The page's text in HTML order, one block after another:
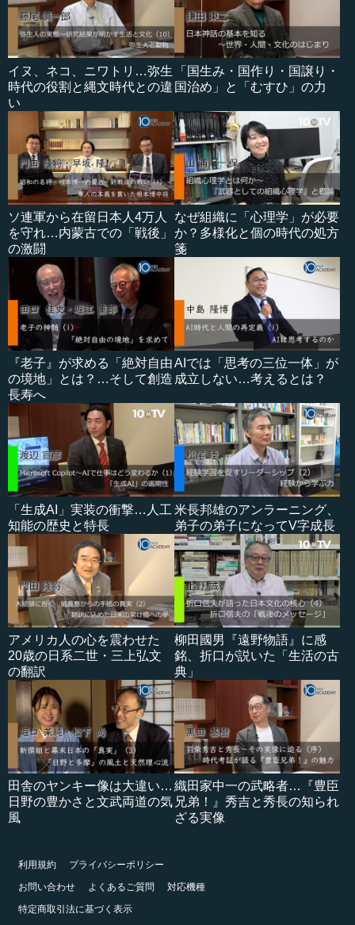
イヌ、ネコ、ニワトリ…弥生
時代の役割と縄文時代との違
い
「国生み・国作り・国譲り・
国治め」と「むすひ」の力
ソ連軍から在留日本人4万人
を守れ…内蒙古での「戦後」
の激闘
なぜ組織に「心理学」が必要
か？多様化と個の時代の処方
箋
『老子』が求める「絶対自由
の境地」とは？…そして創造
長寿へ
AIでは「思考の三位一体」が
成立しない…考えるとは？
「生成AI」実装の衝撃…人工
知能の歴史と特長
米長邦雄のアンラーニング、
弟子の弟子になってV字成長
アメリカ人の心を震わせた
20歳の日系二世・三上弘文
の翻訳
柳田國男『遠野物語』に感
銘、折口が説いた「生活の古
典」
田舎のヤンキー像は大違い…
日野の豊かさと文武両道の気
風
織田家中一の武略者…『豊臣
兄弟！』秀吉と秀長の知られ
ざる実像
利用規約
プライバシーポリシー
お問い合わせ
よくあるご質問
対応機種
特定商取引法に基づく表示